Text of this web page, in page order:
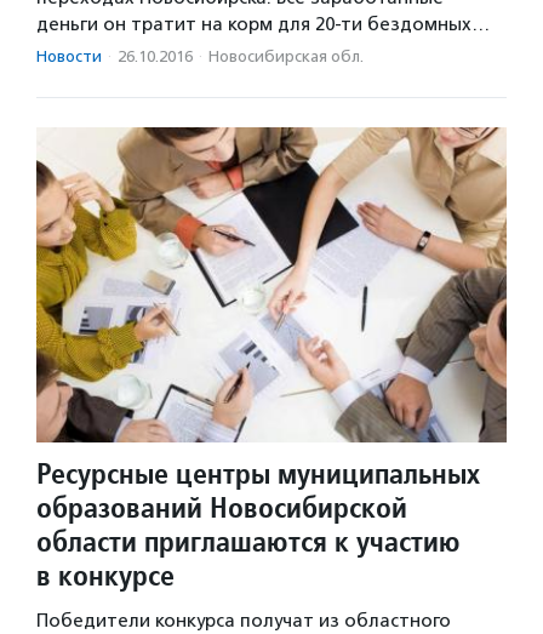
деньги он тратит на корм для 20-ти бездомных…
Новости · 26.10.2016 · Новосибирская обл.
Ресурсные центры муниципальных
образований Новосибирской
области приглашаются к участию
в конкурсе
Победители конкурса получат из областного